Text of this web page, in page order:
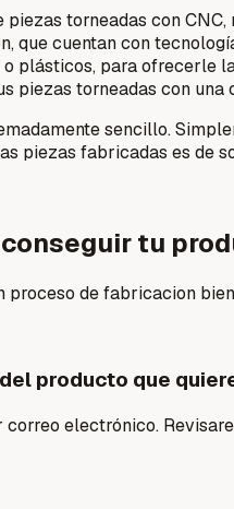
torneadas con
que cuentan con
plásticos, para ofrecerle
piezas torneadas con
sencillo.
piezas fabricadas es de
tu
proceso de fabricacion
producto que
electrónico.